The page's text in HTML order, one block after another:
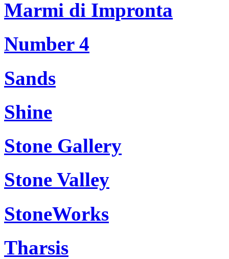
Marmi di Impronta
Number 4
Sands
Shine
Stone Gallery
Stone Valley
StoneWorks
Tharsis